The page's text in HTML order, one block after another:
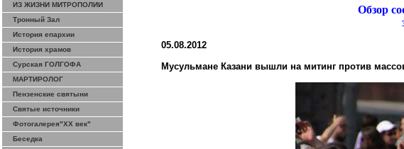
ИЗ ЖИЗНИ МИТРОПОЛИИ
Тронный Зал
История епархии
История храмов
Сурская ГОЛГОФА
МАРТИРОЛОГ
Пензенские святыни
Святые источники
Фотогалерея"ХХ век"
Беседка
Обзор
05.08.2012
Мусульмане Казани вышли на митинг против